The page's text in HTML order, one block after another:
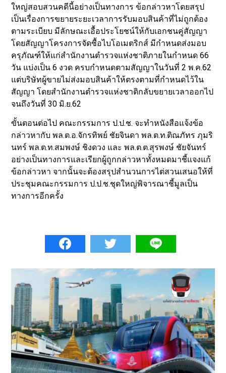
ใหญ่สอบสวนคดีนี้อย่างเป็นทางการ ข้อกล่าวหาโดยสรุป
เป็นเรื่องการขยายระยะเวลาการรับมอบสินค้าที่ไม่ถูกต้อง
ตามระเบียบ มีลักษณะเอื้อประโยชน์ให้กับเอกชนคู่สัญญา
โดยสัญญาโครงการจัดซื้อไบโอเมตริกส์ มีกำหนดส่งมอบ
ครุภัณฑ์ให้แก่สำนักงานตำรวจแห่งชาติภายในกำหนด 66
วัน แบ่งเป็น 6 งวด ครบกำหนดตามสัญญาในวันที่ 2 พ.ค.62
แต่บริษัทผู้ขายไม่ส่งมอบสินค้าให้ตรงตามที่กำหนดไว้ใน
สัญญา โดยสำนักงานตำรวจแห่งชาติกลับขยายเวลาออกไป
จนถึงวันที่ 30 มิ.ย.62
ขั้นตอนต่อไป คณะกรรมการ ป.ป.ช. จะทำหนังสือแจ้งข้อ
กล่าวหากับ พล.ต.อ.จักรทิพย์ ชัยจินดา พล.ต.ท.ติณภัทร ภุมริ
นทร์ พล.ต.ท.สมพงษ์ ชิงดวง และ พล.ต.ต.สุรพงษ์ ชัยจันทร์
อย่างเป็นทางการและเรียกผู้ถูกกล่าวหาทั้งหมดมาชี้แจงแก้
ข้อกล่าวหา จากนั้นจะต้องสรุปสำนวนการไต่สวนเสนอให้ที่
ประชุมคณะกรรมการ ป.ป.ช.ชุดใหญ่พิจารณาชี้มูลเป็น
ทางการอีกครั้ง